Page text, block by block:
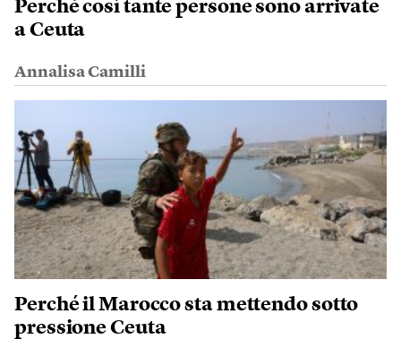
Perché così tante persone sono arrivate
a Ceuta
Annalisa Camilli
Perché il Marocco sta mettendo sotto
pressione Ceuta